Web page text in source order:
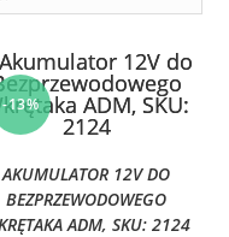
-13%
AKUMULATOR 12V DO
BEZPRZEWODOWEGO
ADM, SKU: 2124